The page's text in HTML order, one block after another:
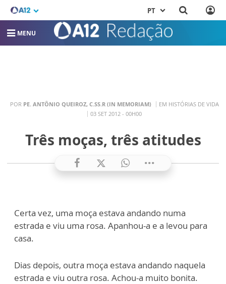
PT
MENU
POR PE. ANTÔNIO QUEIROZ, C.SS.R (IN MEMORIAM)
EM HISTÓRIAS DE VIDA
03 SET 2012 - 00H00
Três moças, três atitudes
Certa vez, uma moça estava andando numa
estrada e viu uma rosa. Apanhou-a e a levou para
casa.
Dias depois, outra moça estava andando naquela
estrada e viu outra rosa. Achou-a muito bonita.